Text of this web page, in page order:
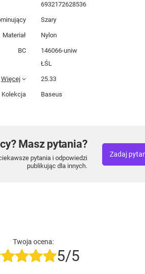
6932172628536
Szary
Materiał Nylon
BC
146066-uniw
ŁŚL
Więcej 25.33
Kolekcja Baseus
Masz pytania?
pytania i odpowiedzi
publikując dla innych.
Zadaj
Twoja ocena:
5/5